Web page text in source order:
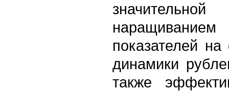
показателей
динамики
также